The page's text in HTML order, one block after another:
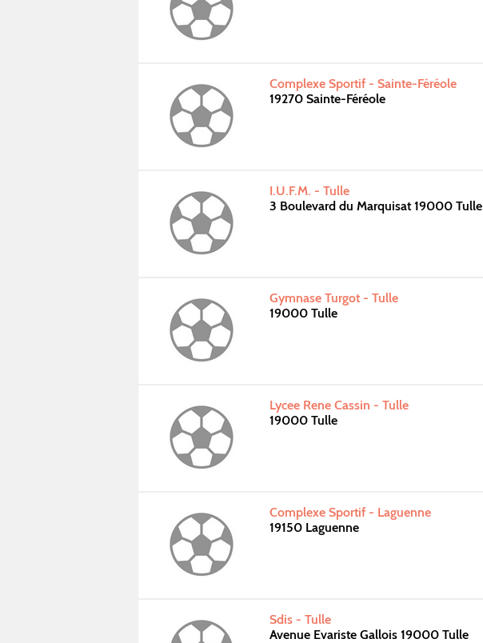
Complexe Sportif - Sainte-Féréole
19270 Sainte-Féréole
I.U.F.M. - Tulle
3 Boulevard du Marquisat 19000 Tulle
Gymnase Turgot - Tulle
19000 Tulle
Lycee Rene Cassin - Tulle
19000 Tulle
Complexe Sportif - Laguenne
19150 Laguenne
Sdis - Tulle
Avenue Evariste Gallois 19000 Tulle